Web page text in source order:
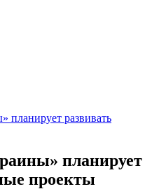
развивать
планирует
проекты